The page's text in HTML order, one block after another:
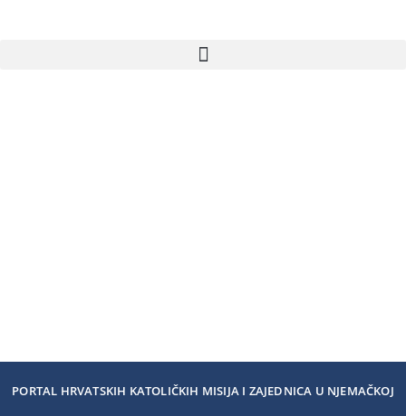
PORTAL HRVATSKIH KATOLIČKIH MISIJA I ZAJEDNICA U NJEMAČKOJ